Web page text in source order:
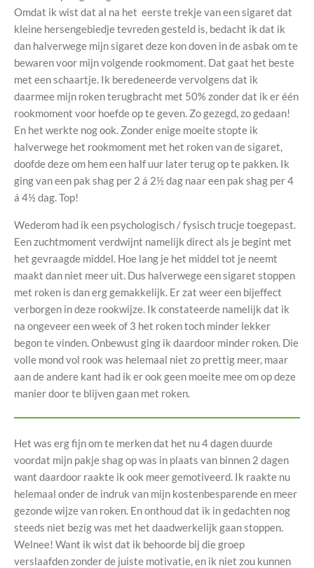
Omdat ik wist dat al na het eerste trekje van een sigaret dat
kleine hersengebiedje tevreden gesteld is, bedacht ik dat ik
dan halverwege mijn sigaret deze kon doven in de asbak om te
bewaren voor mijn volgende rookmoment. Dat gaat het beste
met een schaartje. Ik beredeneerde vervolgens dat ik
daarmee mijn roken terugbracht met 50% zonder dat ik er één
rookmoment voor hoefde op te geven. Zo gezegd, zo gedaan!
En het werkte nog ook. Zonder enige moeite stopte ik
halverwege het rookmoment met het roken van de sigaret,
doofde deze om hem een half uur later terug op te pakken. Ik
ging van een pak shag per 2 á 2½ dag naar een pak shag per 4
á 4½ dag. Top!
Wederom had ik een psychologisch / fysisch trucje toegepast.
Een zuchtmoment verdwijnt namelijk direct als je begint met
het gevraagde middel. Hoe lang je het middel tot je neemt
maakt dan niet meer uit. Dus halverwege een sigaret stoppen
met roken is dan erg gemakkelijk. Er zat weer een bijeffect
verborgen in deze rookwijze. Ik constateerde namelijk dat ik
na ongeveer een week of 3 het roken toch minder lekker
begon te vinden. Onbewust ging ik daardoor minder roken. Die
volle mond vol rook was helemaal niet zo prettig meer, maar
aan de andere kant had ik er ook geen moeite mee om op deze
manier door te blijven gaan met roken.
Het was erg fijn om te merken dat het nu 4 dagen duurde
voordat mijn pakje shag op was in plaats van binnen 2 dagen
want daardoor raakte ik ook meer gemotiveerd. Ik raakte nu
helemaal onder de indruk van mijn kostenbesparende en meer
gezonde wijze van roken. En onthoud dat ik in gedachten nog
steeds niet bezig was met het daadwerkelijk gaan stoppen.
Welnee! Want ik wist dat ik behoorde bij die groep
verslaafden zonder de juiste motivatie, en ik niet zou kunnen